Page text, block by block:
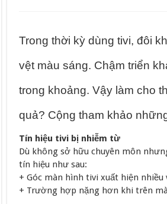
Trong thời kỳ dùng tivi, đôi
vệt màu sáng. Chậm triển
trong khoảng. Vậy làm cho
quả? Cộng tham khảo
Tín hiệu tivi bị nhiễm từ
Dù không sở hữu chuyên môn
tín hiệu như sau:
+ Góc màn hình tivi xuất hiện nhiều
+ Trường hợp nặng hơn khi trên